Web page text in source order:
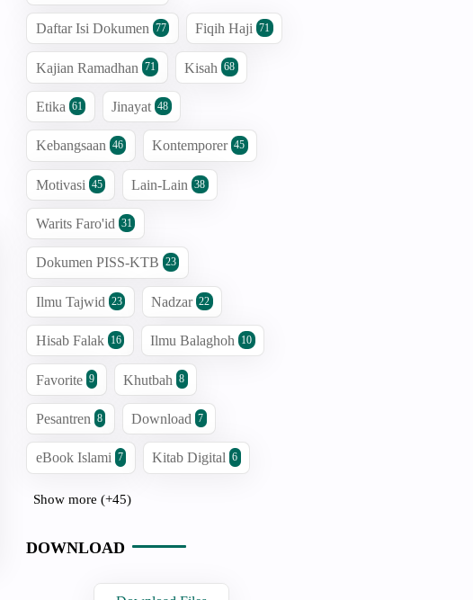
Daftar Isi Dokumen 77 Fiqih Haji 71
Kajian Ramadhan 71 Kisah 68
Etika 61 Jinayat 48
Kebangsaan 46 Kontemporer 45
Motivasi 45 Lain-Lain 38
Warits Faro'id 31
Dokumen PISS-KTB 23
Ilmu Tajwid 23 Nadzar 22
Hisab Falak 16 Ilmu Balaghoh 10
Favorite 9 Khutbah 8
Pesantren 8 Download 7
eBook Islami 7 Kitab Digital 6
Show more (+45)
DOWNLOAD